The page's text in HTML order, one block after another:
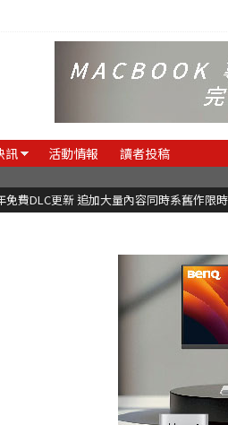
訊 活動情報 讀者投稿
免費DLC更新 追加大量內容同時系舊作限